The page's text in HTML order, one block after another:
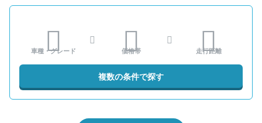
車種・グレード 価格帯 走行距離
複数の条件で探す